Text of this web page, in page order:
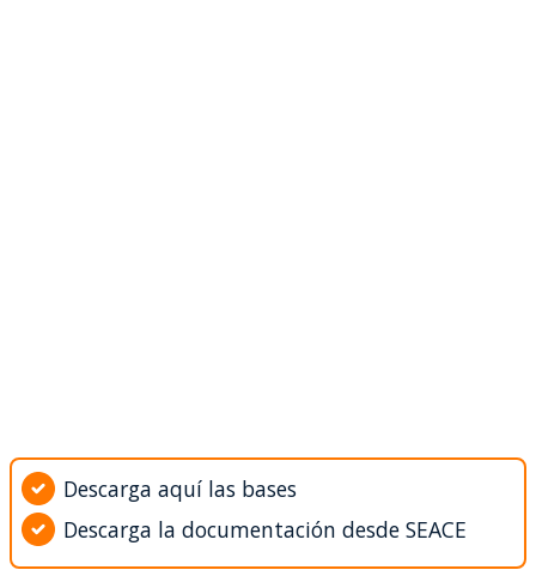
Descarga aquí las bases
Descarga la documentación desde SEACE